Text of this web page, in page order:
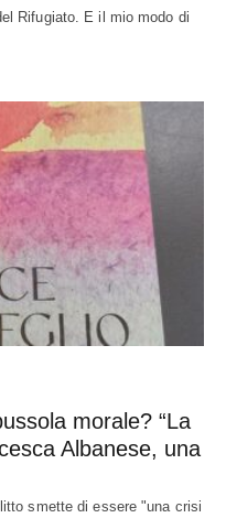
Rifugiato. E il mio modo di
morale? “La
Albanese, una
smette di essere "una crisi